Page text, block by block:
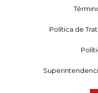
Política de